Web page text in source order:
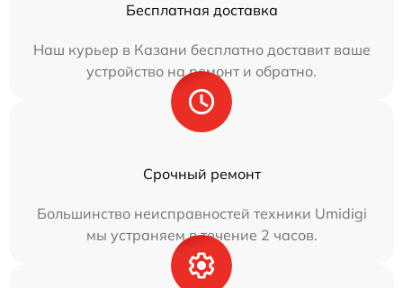
Бесплатная доставка
Наш курьер в Казани бесплатно доставит ваше
устройство на ремонт и обратно.
Срочный ремонт
Большинство неисправностей техники Umidigi
мы устраняем в течение 2 часов.